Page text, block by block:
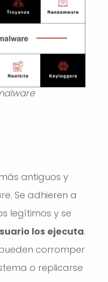
antiguos y
Se adhieren a
legítimos y se
los ejecuta.
corromper
o replicarse